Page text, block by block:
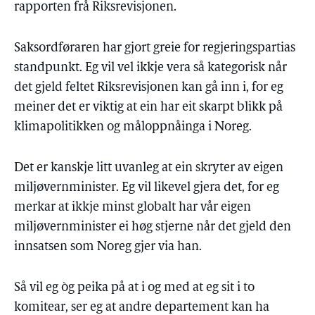
rapporten frå Riksrevisjonen.
Saksordføraren har gjort greie for regjeringspartias
standpunkt. Eg vil vel ikkje vera så kategorisk når
det gjeld feltet Riksrevisjonen kan gå inn i, for eg
meiner det er viktig at ein har eit skarpt blikk på
klimapolitikken og måloppnåinga i Noreg.
Det er kanskje litt uvanleg at ein skryter av eigen
miljøvernminister. Eg vil likevel gjera det, for eg
merkar at ikkje minst globalt har vår eigen
miljøvernminister ei høg stjerne når det gjeld den
innsatsen som Noreg gjer via han.
Så vil eg òg peika på at i og med at eg sit i to
komitear, ser eg at andre departement kan ha